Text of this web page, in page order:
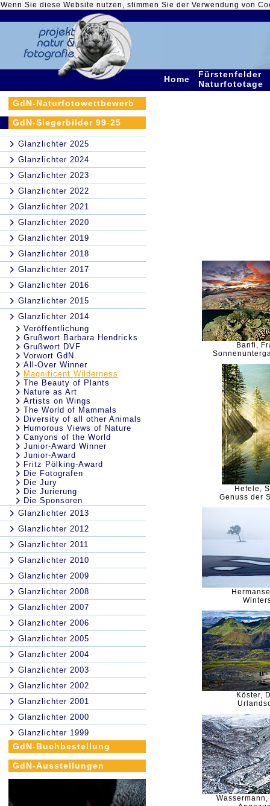
Wenn Sie diese Website nutzen, stimmen Sie der Verwendung von
Home
Fürstenfelder
Naturfototage
GdN-Naturfotowettbewerb
GdN-Siegerbilder 99-25
Glanzlichter 2025
Glanzlichter 2024
Glanzlichter 2023
Glanzlichter 2022
Glanzlichter 2021
Glanzlichter 2020
Glanzlichter 2019
Glanzlichter 2018
Glanzlichter 2017
Glanzlichter 2016
Glanzlichter 2015
Glanzlichter 2014
Veröffentlichung
Grußwort Barbara Hendricks
Grußwort DVF
Vorwort GdN
All-Over Winner
Magnificent Wilderness
The Beauty of Plants
Nature as Art
Artists on Wings
The World of Mammals
Diversity of all other Animals
Humorous Views of Nature
Canyons of the World
Junior-Award Winner
Junior-Award
Fritz Pölking-Award
Die Fotografen
Die Jury
Die Jurierung
Die Sponsoren
Glanzlichter 2013
Glanzlichter 2012
Glanzlichter 2011
Glanzlichter 2010
Glanzlichter 2009
Glanzlichter 2008
Glanzlichter 2007
Glanzlichter 2006
Glanzlichter 2005
Glanzlichter 2004
Glanzlichter 2003
Glanzlichter 2002
Glanzlichter 2001
Glanzlichter 2000
Glanzlichter 1999
GdN-Buchbestellung
GdN-Ausstellungen
Banfi,
Hefele,
Genuss der
Köster,